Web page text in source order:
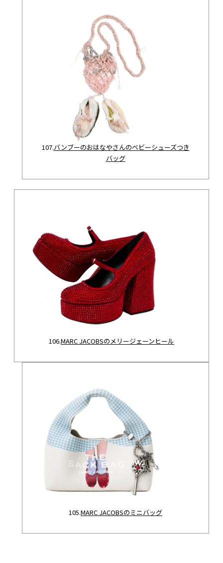
107.バンブーのおはなやさんのベビーシューズつき
バッグ
106.MARC JACOBSのメリージェーンヒール
105.MARC JACOBSのミニバッグ